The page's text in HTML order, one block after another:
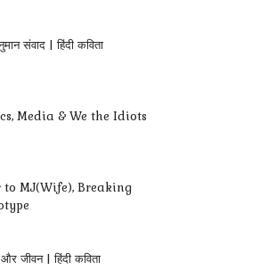
संवाद | हिंदी कविता
Media & We the Idiots
to MJ(Wife), Breaking
जीवन | हिंदी कविता